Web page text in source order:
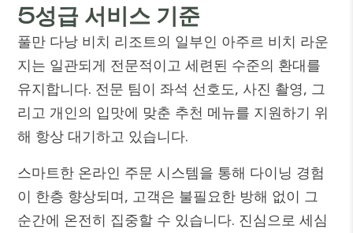
5성급 서비스 기준
풀만 다낭 비치 리조트의 일부인 아주르 비치 라운
지는 일관되게 전문적이고 세련된 수준의 환대를
유지합니다. 전문 팀이 좌석 선호도, 사진 촬영, 그
리고 개인의 입맛에 맞춘 추천 메뉴를 지원하기 위
해 항상 대기하고 있습니다.
스마트한 온라인 주문 시스템을 통해 다이닝 경험
이 한층 향상되며, 고객은 불필요한 방해 없이 그
순간에 온전히 집중할 수 있습니다. 진심으로 세심